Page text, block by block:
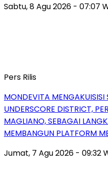
Sabtu, 8 Agu 2026 - 07:07
Pers Rilis
MONDEVITA
UNDERSCORE DISTRICT,
MAGLIANO, SEBAGAI
MEMBANGUN PLATFORM
Jumat, 7 Agu 2026 - 09:32